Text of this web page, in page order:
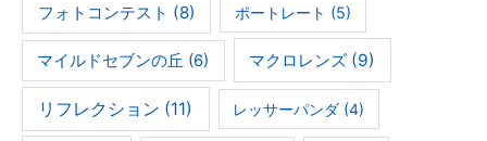
フォトコンテスト (8) ポートレート (5)
マイルドセブンの丘 (6) マクロレンズ (9)
リフレクション (11) レッサーパンダ (4)